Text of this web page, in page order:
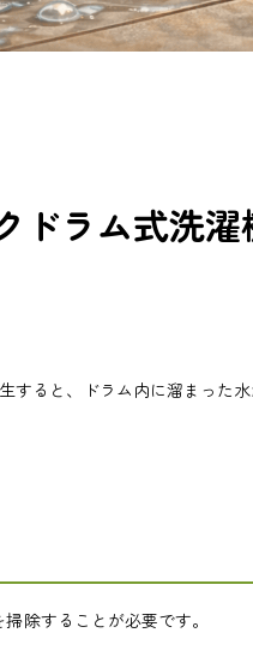
ドラム式洗
すると、ドラム内に溜まった
除することが必要です。